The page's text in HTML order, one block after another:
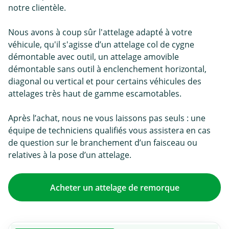
notre clientèle.
Nous avons à coup sûr l'attelage adapté à votre
véhicule, qu'il s'agisse d’un attelage col de cygne
démontable avec outil, un attelage amovible
démontable sans outil à enclenchement horizontal,
diagonal ou vertical et pour certains véhicules des
attelages très haut de gamme escamotables.
Après l’achat, nous ne vous laissons pas seuls : une
équipe de techniciens qualifiés vous assistera en cas
de question sur le branchement d’un faisceau ou
relatives à la pose d’un attelage.
Acheter un attelage de remorque